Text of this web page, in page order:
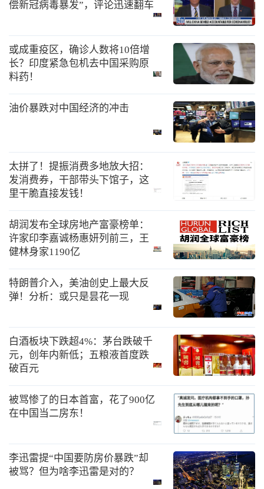
偿新冠病毒暴发”，评论迅速翻车
或成重疫区，确诊人数将10倍增
长？印度紧急包机去中国采购原
料药！
油价暴跌对中国经济的冲击
太拼了！提振消费多地放大招：
发消费券，干部带头下馆子，这
里干脆直接发钱！
胡润发布全球房地产富豪榜单：
许家印李嘉诚杨惠妍列前三，王
健林身家1190亿
特朗普介入，美油创史上最大反
弹！分析：或只是昙花一现
白酒板块下跌超4%：茅台跌破千
元，创年内新低；五粮液首度跌
破百元
被骂惨了的日本首富，花了900亿
在中国当二房东！
李迅雷提“中国要防房价暴跌”却
被骂？但为啥李迅雷是对的？